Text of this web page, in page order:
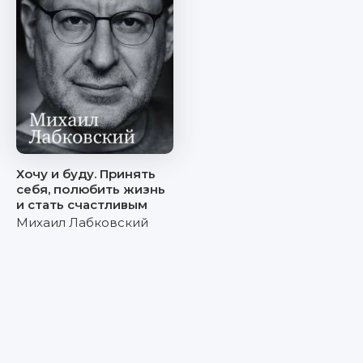
Хочу и буду. Принять
себя, полюбить жизнь
и стать счастливым
Михаил Лабковский